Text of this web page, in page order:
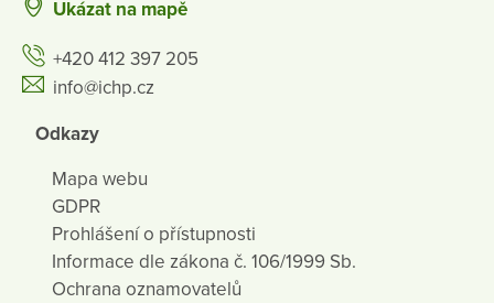
Ukázat na mapě
+420 412 397 205
info@ichp.cz
Odkazy
Mapa webu
GDPR
Prohlášení o přístupnosti
Informace dle zákona č. 106/1999 Sb.
Ochrana oznamovatelů